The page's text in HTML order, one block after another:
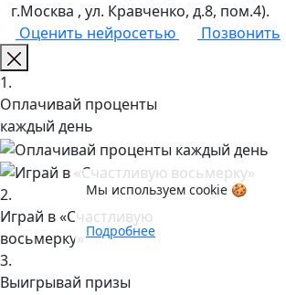
г.Москва , ул. Кравченко, д.8, пом.4).
Оценить нейросетью
Позвонить
Мы используем cookie 🍪
Подробнее
1.
Оплачивай проценты
каждый день
2.
Играй в «Счастливую
восьмерку»
3.
Выигрывай призы